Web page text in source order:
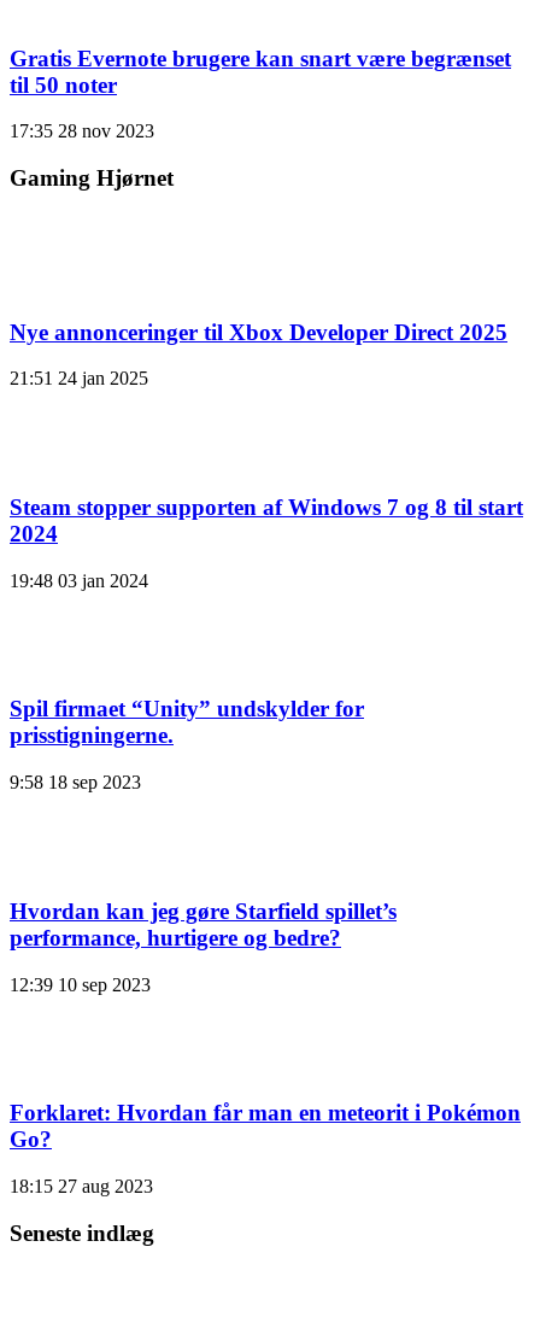
Gratis Evernote brugere kan snart være begrænset
til 50 noter
17:35 28 nov 2023
Gaming Hjørnet
Nye annonceringer til Xbox Developer Direct 2025
21:51 24 jan 2025
Steam stopper supporten af ​​Windows 7 og 8 til start
2024
19:48 03 jan 2024
Spil firmaet “Unity” undskylder for
prisstigningerne.
9:58 18 sep 2023
Hvordan kan jeg gøre Starfield spillet’s
performance, hurtigere og bedre?
12:39 10 sep 2023
Forklaret: Hvordan får man en meteorit i Pokémon
Go?
18:15 27 aug 2023
Seneste indlæg